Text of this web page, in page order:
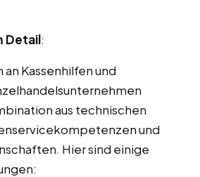
Detail:
Kassenhilfen und
aus technischen
und
Hier sind einige